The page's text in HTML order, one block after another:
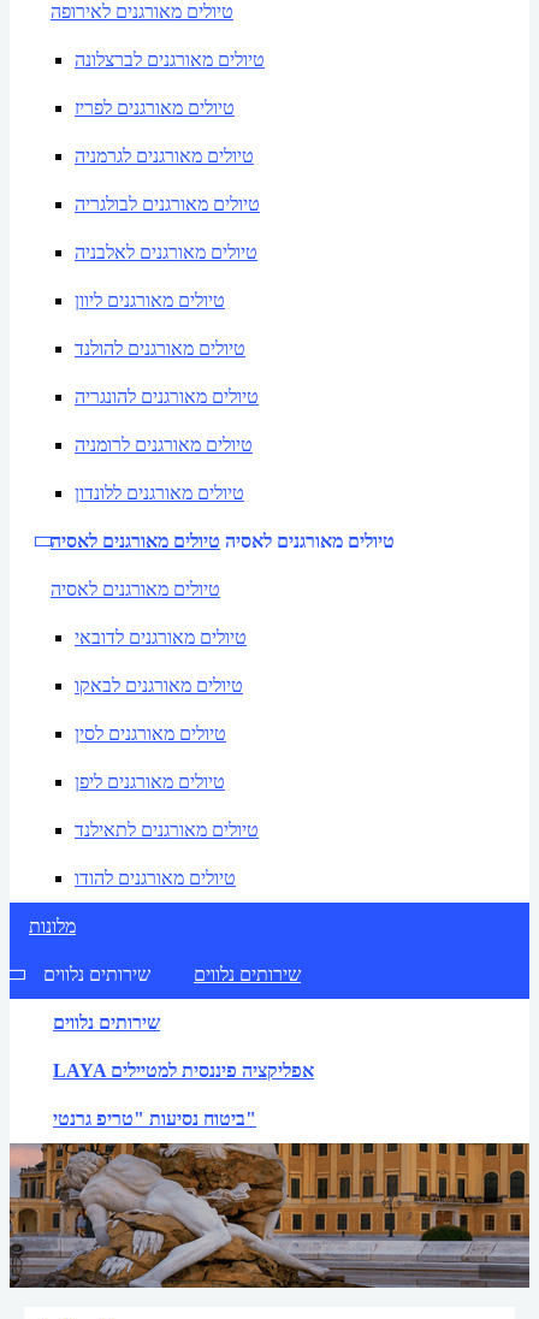
טיולים מאורגנים לאירופה
טיולים מאורגנים לברצלונה
טיולים מאורגנים לפריז
טיולים מאורגנים לגרמניה
טיולים מאורגנים לבולגריה
טיולים מאורגנים לאלבניה
טיולים מאורגנים ליוון
טיולים מאורגנים להולנד
טיולים מאורגנים להונגריה
טיולים מאורגנים לרומניה
טיולים מאורגנים ללונדון
טיולים מאורגנים לאסיה טיולים מאורגנים לאסיה
טיולים מאורגנים לאסיה
טיולים מאורגנים לדובאי
טיולים מאורגנים לבאקו
טיולים מאורגנים לסין
טיולים מאורגנים ליפן
טיולים מאורגנים לתאילנד
טיולים מאורגנים להודו
מלונות
שירותים נלווים שירותים נלווים
שירותים נלווים
LAYA אפליקציה פיננסית למטיילים
ביטוח נסיעות "טריפ גרנטי"